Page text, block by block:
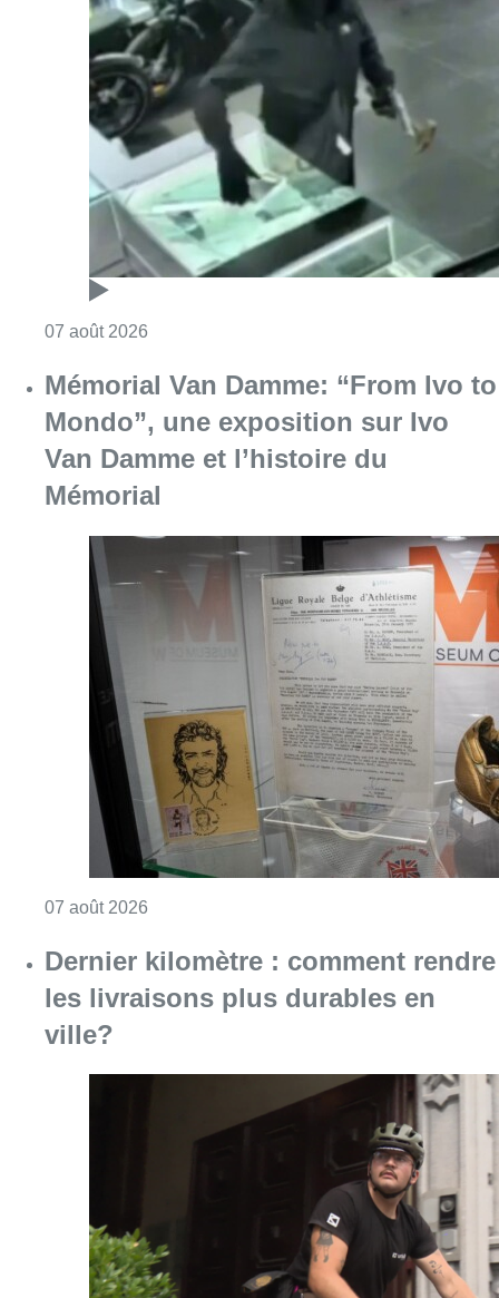
07 août 2026Consulter l'article "Deux mineurs
Mémorial Van Damme: “From Ivo to
Mondo”, une exposition sur Ivo
Van Damme et l’histoire du
Mémorial
07 août 2026 Consulter l'article "Mémorial Van Damme:
Dernier kilomètre : comment rendre
les livraisons plus durables en
ville?
Consulter l'article "Dernier kilomètre :
“La tactique doit être claire, c’est le
plus important”: Mark van Bommel